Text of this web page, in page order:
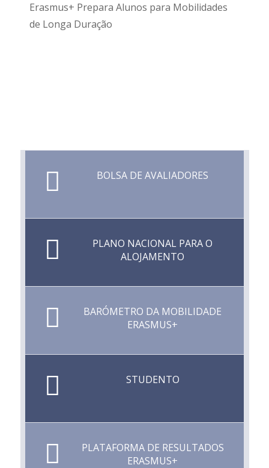
Erasmus+ Prepara Alunos para Mobilidades
de Longa Duração
BOLSA DE AVALIADORES
PLANO NACIONAL PARA O
ALOJAMENTO
BARÓMETRO DA MOBILIDADE
ERASMUS+
STUDENTO
PLATAFORMA DE RESULTADOS
ERASMUS+